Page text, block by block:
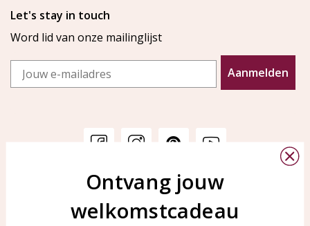
Let's stay in touch
Word lid van onze mailinglijst
Email
Aanmelden
Veelgestelde vragen
KAYA Sieraden
Bellen of WhatsApp Ma-Vr
tussen 09:00-17:00
Ontvang jouw
welkomstcadeau